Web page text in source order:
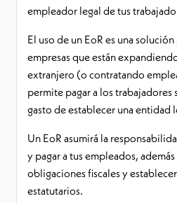
empleador legal de tus
El uso de un EoR es una
empresas que están
extranjero (o contratando
permite pagar a los trabajadores
gasto de establecer una entidad
Un EoR asumirá la
y pagar a tus empleados,
obligaciones fiscales y
estatutarios.